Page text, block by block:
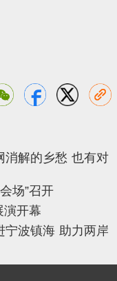
消解的乡愁 也有对
场”召开
演开幕
宁波镇海 助力两岸